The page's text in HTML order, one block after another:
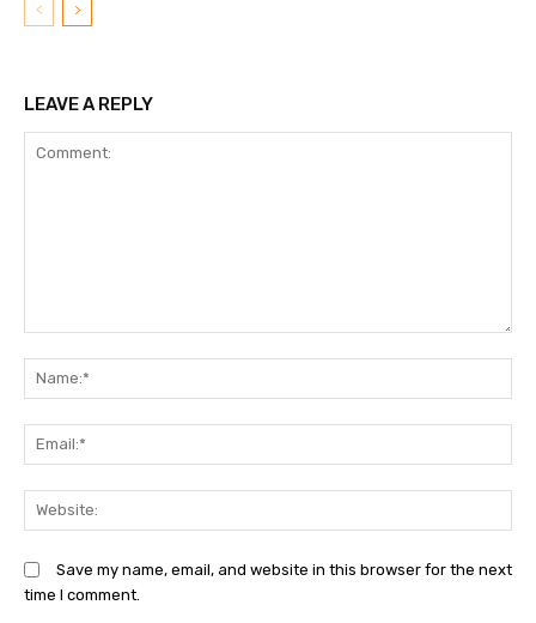
LEAVE A REPLY
Save my name, email, and website in this browser for the next
time I comment.